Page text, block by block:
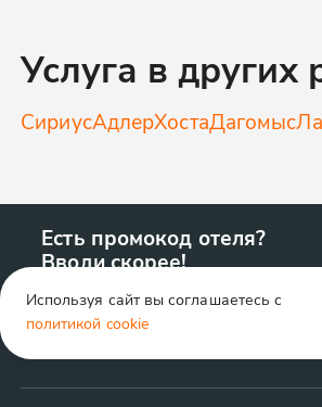
Услуга в других
СириусАдлерХостаДагомыс
Есть промокод отеля?
Вводи скорее!
Используя сайт вы соглашаетесь с
политикой cookie